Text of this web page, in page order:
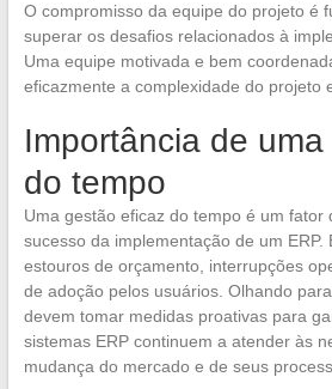
O compromisso da equipe do projeto é
superar os desafios relacionados à
Uma equipe motivada e bem
eficazmente a complexidade do projeto
Importância de
do tempo
Uma gestão eficaz do tempo é um fator
sucesso da implementação de um ERP.
estouros de orçamento, interrupções
de adoção pelos usuários. Olhando
devem tomar medidas proativas para
sistemas ERP continuem a atender às
mudança do mercado e de seus